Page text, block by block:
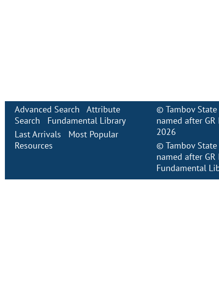
Advanced Search
Attribute
Search
Fundamental Library
Last Arrivals
Most Popular
Resources
© Tambov
named after
2026
© Tambov
named after
Fundamental